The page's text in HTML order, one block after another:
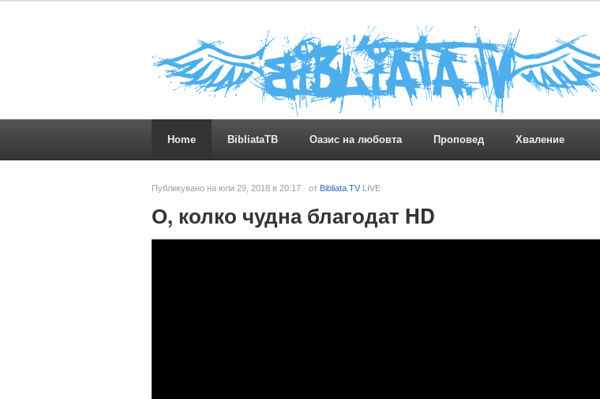
Home BibliataTB Оазис на любовта Проповед Хваление
Публикувано на юли 29, 2018 в 20:17 · от Bibliata.TV LIVE
О, колко чудна благодат HD